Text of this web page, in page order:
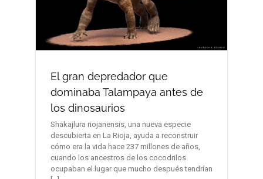
El gran depredador que
dominaba Talampaya antes de
los dinosaurios
Shakajlura riojanensis, una nueva especie
descubierta en La Rioja, ayuda a reconstruir
cómo era la vida hace 237 millones de años,
cuando los ancestros de los cocodrilos
ocupaban el lugar que mucho después tendrían